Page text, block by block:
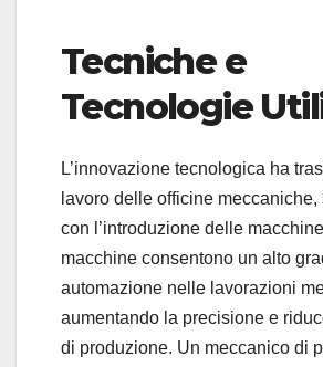
Tecniche e
Tecnologie
L’innovazione tecnologica ha
lavoro delle officine
con l’introduzione delle
macchine consentono un alto
automazione nelle lavorazioni
aumentando la precisione e
di produzione. Un meccanico di